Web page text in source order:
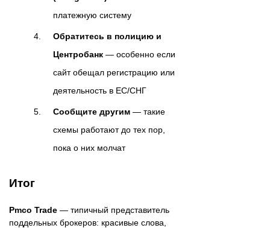
платежную систему
Обратитесь в полицию и
Центробанк — особенно если
сайт обещал регистрацию или
деятельность в ЕС/СНГ
Сообщите другим — такие
схемы работают до тех пор,
пока о них молчат
Итог
Pmco Trade — типичный представитель
поддельных брокеров: красивые слова,